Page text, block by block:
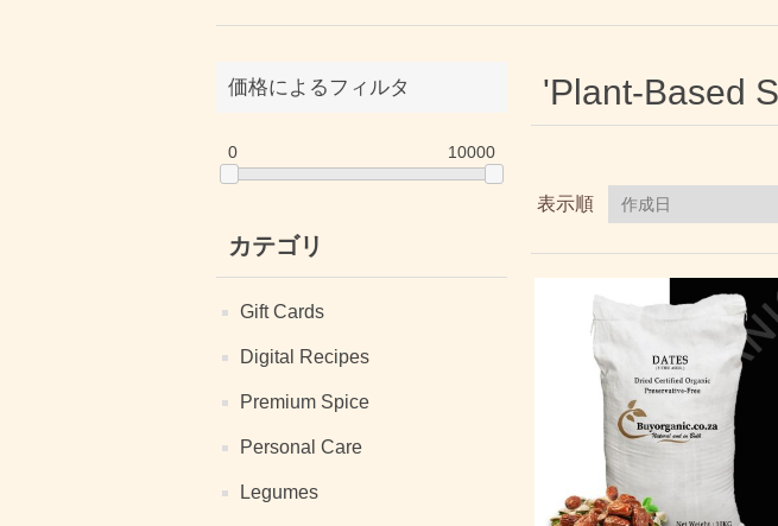
価格によるフィルタ
0 10000
カテゴリ
Gift Cards
Digital Recipes
Premium Spice
Personal Care
Legumes
'Plant-Based
表示順